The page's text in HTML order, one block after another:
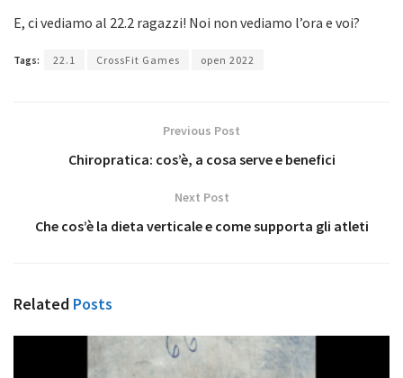
E, ci vediamo al 22.2 ragazzi! Noi non vediamo l’ora e voi?
Tags: 22.1 CrossFit Games open 2022
Previous Post
Chiropratica: cos’è, a cosa serve e benefici
Next Post
Che cos’è la dieta verticale e come supporta gli atleti
Related Posts